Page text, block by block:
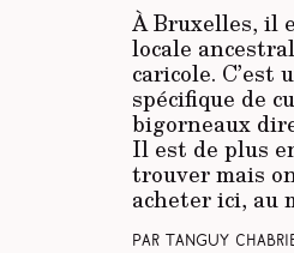
À Bruxelles, il
locale
caricole. C’est
spécifique de
bigorneaux
Il est de plus
trouver mais
acheter ici, au
Par Tanguy